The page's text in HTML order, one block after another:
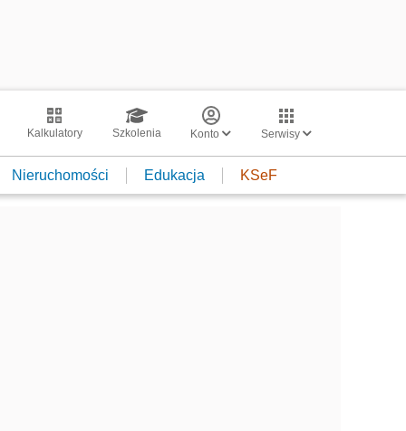
Kalkulatory Szkolenia Konto Serwisy
Nieruchomości Edukacja KSeF